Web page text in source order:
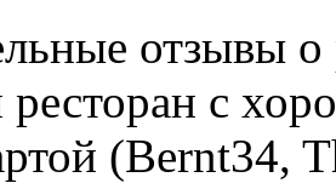
отзывы о
с
(Bernt34,